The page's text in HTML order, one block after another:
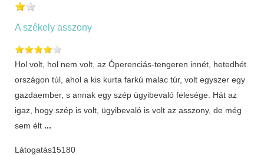
A székely asszony
Hol volt, hol nem volt, az Óperenciás-tengeren innét, hetedhét
országon túl, ahol a kis kurta farkú malac túr, volt egyszer egy
gazdaember, s annak egy szép ügyibevaló felesége. Hát az
igaz, hogy szép is volt, ügyibevaló is volt az asszony, de még
sem élt ...
Látogatás15180